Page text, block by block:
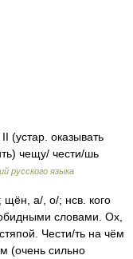
(устар. оказывать
чещу/ чести/шь
русского языка
а/, о/; нсв. кого
словами. Ох,
Чести/ть на чём
(очень сильно